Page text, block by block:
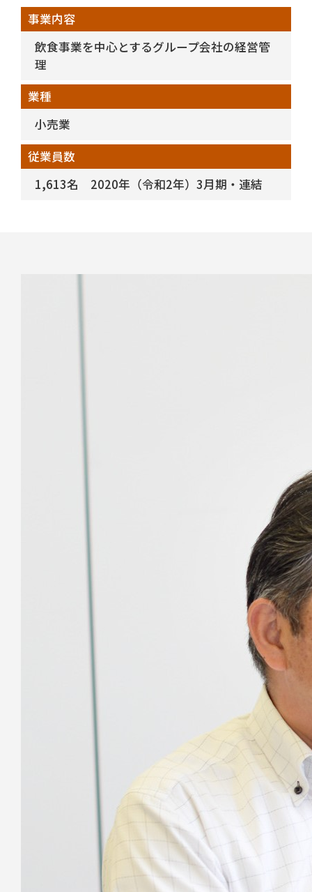
事業内容
飲食事業を中心とするグループ会社の経営管
理
業種
小売業
従業員数
1,613名 2020年（令和2年）3月期・連結